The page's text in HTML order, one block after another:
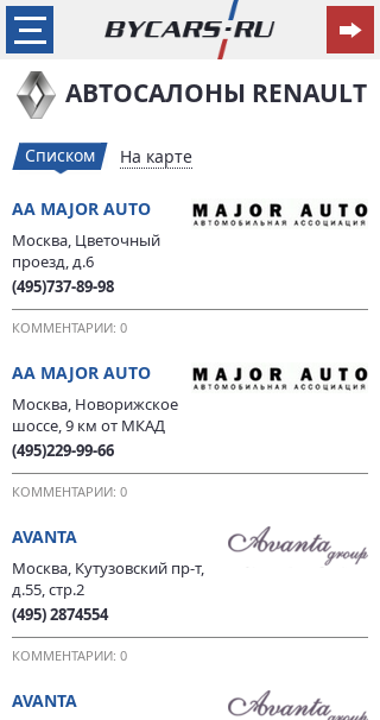
АВТОСАЛОНЫ RENAULT
Списком На карте
AA MAJOR AUTO
Москва, Цветочный
проезд, д.6
(495)737-89-98
КОММЕНТАРИИ: 0
AA MAJOR AUTO
Москва, Новорижское
шоссе, 9 км от МКАД
(495)229-99-66
КОММЕНТАРИИ: 0
AVANTA
Москва, Кутузовский пр-т,
д.55, стр.2
(495) 2874554
КОММЕНТАРИИ: 0
AVANTA